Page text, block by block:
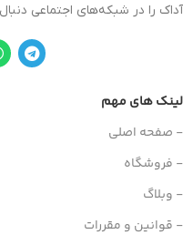
آداک را در شبکه‌های اجتماعی
لینک های مهم
- صفحه اصلی
- فروشگاه
- وبلاگ
- قوانین و مقررات